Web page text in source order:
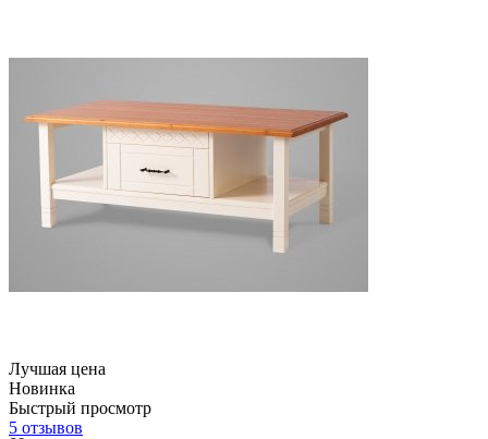
Лучшая цена
Новинка
Быстрый просмотр
5 отзывов